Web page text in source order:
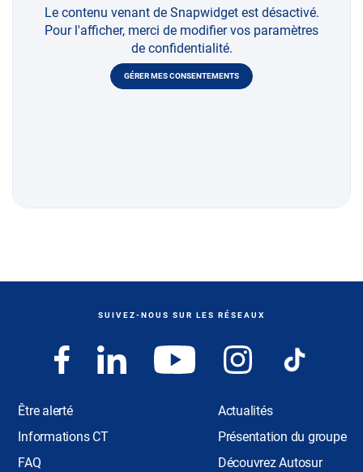
Le contenu venant de Snapwidget est désactivé.
Pour l'afficher, merci de modifier vos paramètres
de confidentialité.
GÉRER MES CONSENTEMENTS
SUIVEZ-NOUS SUR LES RÉSEAUX
Être alerté
Informations CT
FAQ
Actualités
Présentation du groupe
Découvrez Autosur